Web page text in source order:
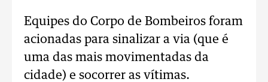
Equipes do Corpo de Bombeiros foram
acionadas para sinalizar a via (que é
uma das mais movimentadas da
cidade) e socorrer as vítimas.